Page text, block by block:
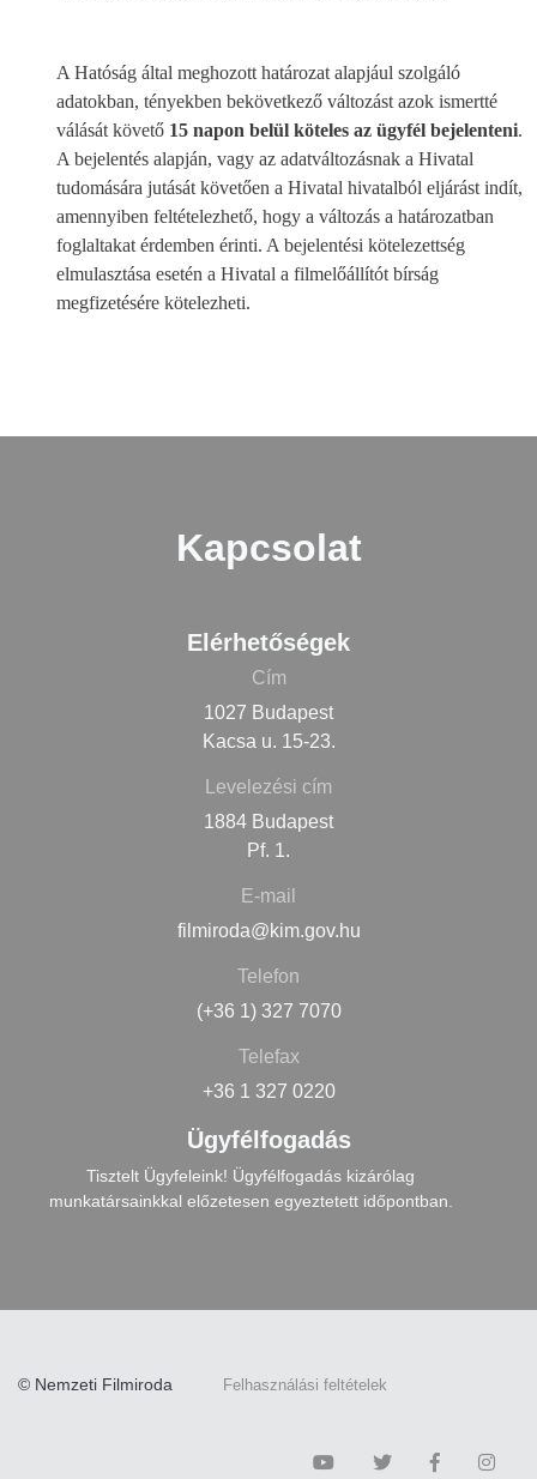
A Hatóság által meghozott határozat alapjául szolgáló
adatokban, tényekben bekövetkező változást azok ismertté
válását követő 15 napon belül köteles az ügyfél bejelenteni.
A bejelentés alapján, vagy az adatváltozásnak a Hivatal
tudomására jutását követően a Hivatal hivatalból eljárást indít,
amennyiben feltételezhető, hogy a változás a határozatban
foglaltakat érdemben érinti. A bejelentési kötelezettség
elmulasztása esetén a Hivatal a filmelőállítót bírság
megfizetésére kötelezheti.
Kapcsolat
Elérhetőségek
Cím
1027 Budapest
Kacsa u. 15-23.
Levelezési cím
1884 Budapest
Pf. 1.
E-mail
filmiroda@kim.gov.hu
Telefon
(+36 1) 327 7070
Telefax
+36 1 327 0220
Ügyfélfogadás
Tisztelt Ügyfeleink! Ügyfélfogadás kizárólag
munkatársainkkal előzetesen egyeztetett időpontban.
© Nemzeti Filmiroda Felhasználási feltételek